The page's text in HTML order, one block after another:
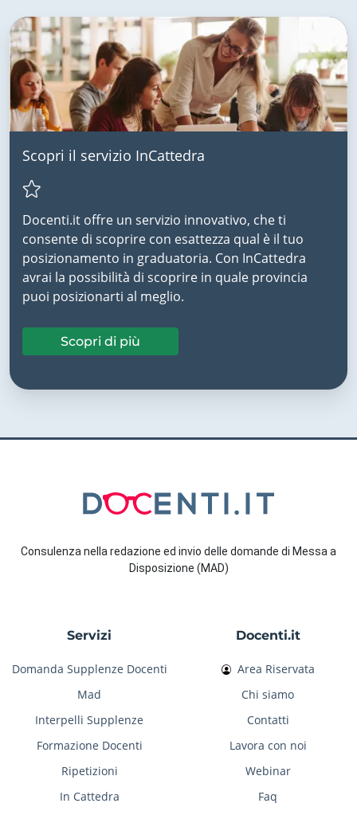
Scopri il servizio InCattedra
Docenti.it offre un servizio innovativo, che ti
consente di scoprire con esattezza qual è il tuo
posizionamento in graduatoria. Con InCattedra
avrai la possibilità di scoprire in quale provincia
puoi posizionarti al meglio.
Scopri di più
Consulenza nella redazione ed invio delle domande di Messa a
Disposizione (MAD)
Servizi
Domanda Supplenze Docenti
Mad
Interpelli Supplenze
Formazione Docenti
Ripetizioni
In Cattedra
Docenti.it
Area Riservata
Chi siamo
Contatti
Lavora con noi
Webinar
Faq